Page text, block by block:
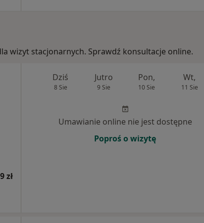
wizyt stacjonarnych. Sprawdź konsultacje online.
zł
Dziś
8 Sie
Jutro
9 Sie
Pon,
10 Sie
Wt,
11 Sie
Umawianie online nie jest dostępne
Poproś o wizytę